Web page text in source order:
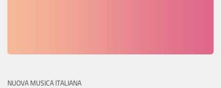
NUOVA MUSICA ITALIANA